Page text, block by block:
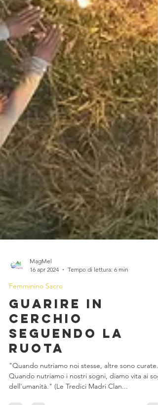
MagMel
Femminino Sacro
Guarire in
cerchio
seguendo la
Ruota
"Quando nutriamo noi stesse, altre sono curate.